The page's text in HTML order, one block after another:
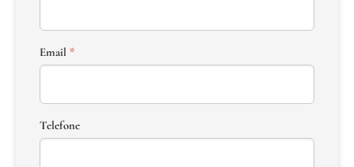
Email *
Telefone